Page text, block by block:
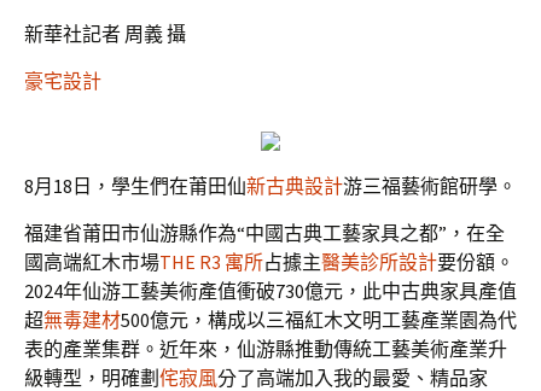
新華社記者 周義 攝
豪宅設計
8月18日，學生們在莆田仙新古典設計游三福藝術館研學。
福建省莆田市仙游縣作為“中國古典工藝家具之都”，在全
國高端紅木市場THE R3 寓所占據主醫美診所設計要份額。
2024年仙游工藝美術產值衝破730億元，此中古典家具產值
超無毒建材500億元，構成以三福紅木文明工藝產業園為代
表的產業集群。近年來，仙游縣推動傳統工藝美術產業升
級轉型，明確劃 侘寂風分了高端加入我的最愛、精品家